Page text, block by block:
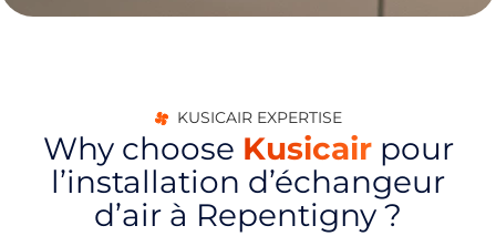
KUSICAIR EXPERTISE
Why choose Kusicairpour
l’installation d’échangeur
d’air à Repentigny ?